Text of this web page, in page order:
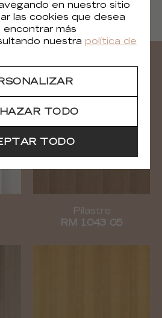
colección
Pilastre
RM 1043 05
en nuestro sitio
las cookies que desea
encontrar más
nuestra política de
TODO
TODO